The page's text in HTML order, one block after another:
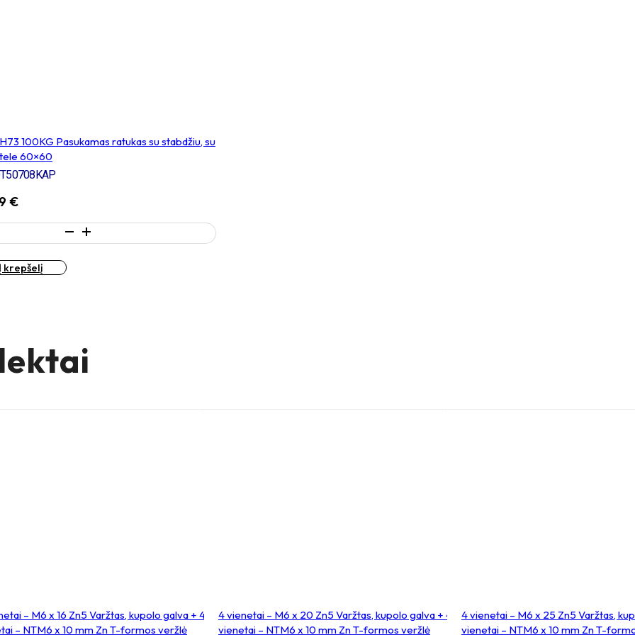
100KG Pasukamas ratukas su stabdžiu, su
60×60
€
Į krepšelį
– M6 x 16 Zn5 Varžtas, kupolo galva + 4
– NTM6 x 10 mm Zn T-formos veržlė
4 vienetai – M6 x 20 Zn5 Varžtas, kupolo galva + 4
vienetai – NTM6 x 10 mm Zn T-formos veržlė
4 vienetai – M6 x 25 Zn5 Varžtas,
vienetai – NTM6 x 10 mm Zn T-